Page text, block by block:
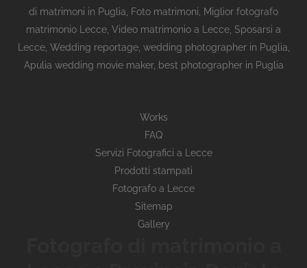
di matrimoni in Puglia
Foto matrimoni
Miglior fotografo
matrimonio Lecce Video matrimonio a Lecce Sposarsi a
Lecce, Wedding reportage, wedding photographer in Puglia,
Apulia wedding movie maker, best photographer in Puglia
Works
FAQ
Servizi Fotografici a Lecce
Prodotti stampati
Fotografo a Lecce
Sitemap
Gallery